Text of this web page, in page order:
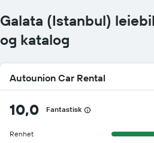
Galata (Istanbul)
og katalog
Autounion Car Rental
10,0 Fantastisk
Renhet